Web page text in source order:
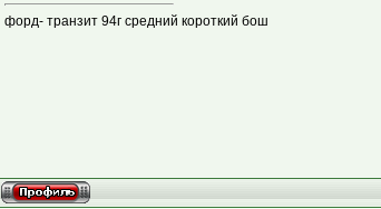
форд- транзит 94г средний короткий бош